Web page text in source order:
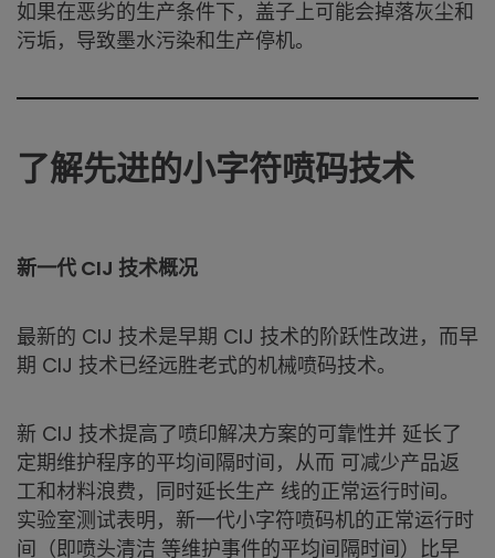
如果在恶劣的生产条件下，盖子上可能会掉落灰尘和
污垢，导致墨水污染和生产停机。
了解先进的小字符喷码技术
新一代 CIJ 技术概况
最新的 CIJ 技术是早期 CIJ 技术的阶跃性改进，而早
期 CIJ 技术已经远胜老式的机械喷码技术。
新 CIJ 技术提高了喷印解决方案的可靠性并 延长了
定期维护程序的平均间隔时间，从而 可减少产品返
工和材料浪费，同时延长生产 线的正常运行时间。
实验室测试表明，新一代小字符喷码机的正常运行时
间（即喷头清洁 等维护事件的平均间隔时间）比早